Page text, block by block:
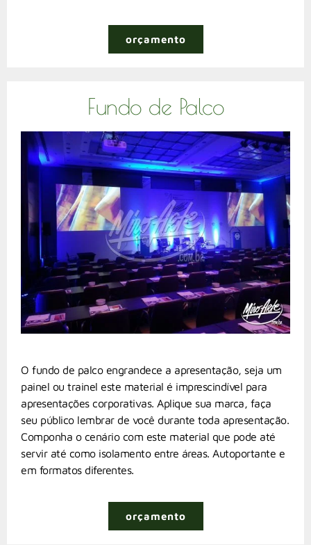
orçamento
Fundo de Palco
O fundo de palco engrandece a apresentação, seja um
painel ou trainel este material é imprescindível para
apresentações corporativas. Aplique sua marca, faça
seu público lembrar de você durante toda apresentação.
Componha o cenário com este material que pode até
servir até como isolamento entre áreas. Autoportante e
em formatos diferentes.
orçamento